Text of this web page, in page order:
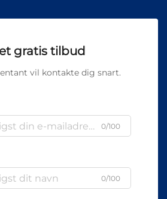
gratis tilbud
vil kontakte dig snart.
0/100
0/100